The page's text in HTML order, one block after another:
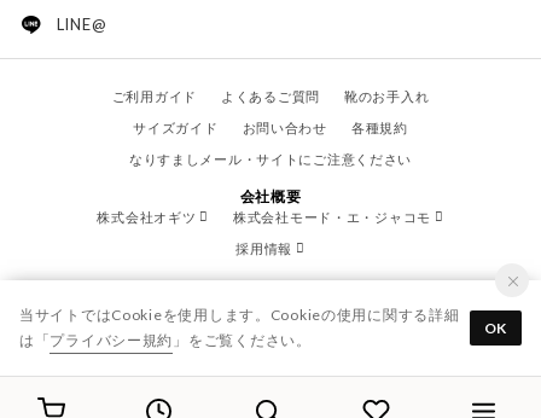
LINE@
ご利用ガイド よくあるご質問
靴のお手入れ
サイズガイド
お問い合わせ
各種規約
なりすましメール・サイトにご注意ください
会社概要
株式会社オギツ
株式会社モード・エ・ジャコモ
採用情報
© OGITSU CO.,LTD. / All Right Reserved.
当サイトではCookieを使用します。Cookieの使用に関する詳細
は「プライバシー規約 」をご覧ください。
OK